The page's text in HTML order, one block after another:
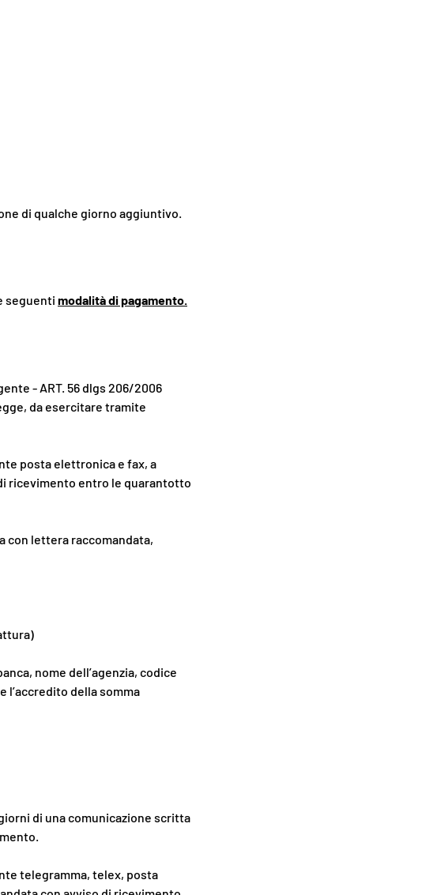
di qualche giorno aggiuntivo.
seguenti modalità di pagamento.
- ART. 56 dlgs 206/2006
da esercitare tramite
posta elettronica e fax, a
ricevimento entro le quarantotto
con lettera raccomandata,
nome dell’agenzia, codice
l’accredito della somma
di una comunicazione scritta
telegramma, telex, posta